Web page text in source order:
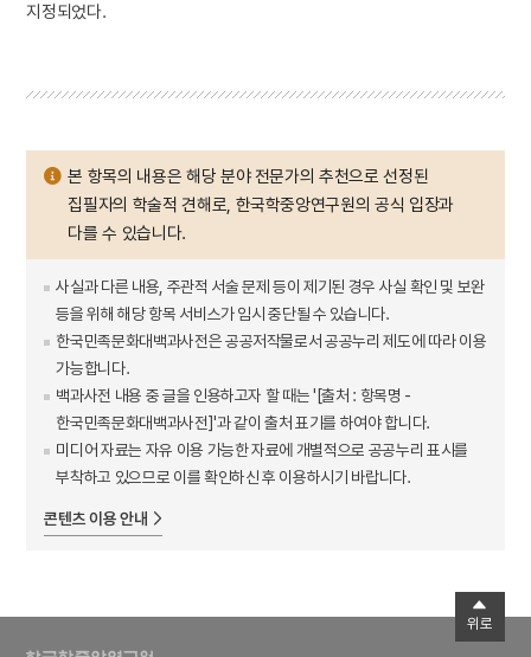
지정되었다.
본 항목의 내용은 해당 분야 전문가의 추천으로 선정된
집필자의 학술적 견해로, 한국학중앙연구원의 공식 입장과
다를 수 있습니다.
사실과 다른 내용, 주관적 서술 문제 등이 제기된 경우 사실 확인 및 보완
등을 위해 해당 항목 서비스가 임시 중단될 수 있습니다.
한국민족문화대백과사전은 공공저작물로서 공공누리 제도에 따라 이용
가능합니다.
백과사전 내용 중 글을 인용하고자 할 때는 '[출처 : 항목명 -
한국민족문화대백과사전]'과 같이 출처 표기를 하여야 합니다.
미디어 자료는 자유 이용 가능한 자료에 개별적으로 공공누리 표시를
부착하고 있으므로 이를 확인하신 후 이용하시기 바랍니다.
콘텐츠 이용 안내
위로